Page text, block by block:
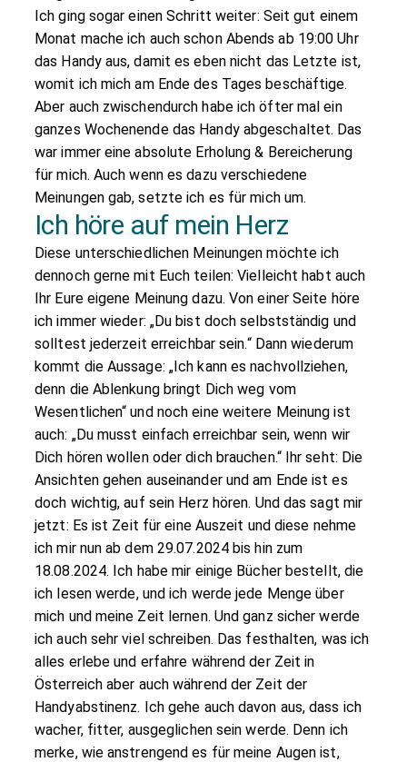
Ich ging sogar einen Schritt weiter: Seit gut einem
Monat mache ich auch schon Abends ab 19:00 Uhr
das Handy aus, damit es eben nicht das Letzte ist,
womit ich mich am Ende des Tages beschäftige.
Aber auch zwischendurch habe ich öfter mal ein
ganzes Wochenende das Handy abgeschaltet. Das
war immer eine absolute Erholung & Bereicherung
für mich. Auch wenn es dazu verschiedene
Meinungen gab, setzte ich es für mich um.
Ich höre auf mein Herz
Diese unterschiedlichen Meinungen möchte ich
dennoch gerne mit Euch teilen: Vielleicht habt auch
Ihr Eure eigene Meinung dazu. Von einer Seite höre
ich immer wieder: „Du bist doch selbstständig und
solltest jederzeit erreichbar sein.“ Dann wiederum
kommt die Aussage: „Ich kann es nachvollziehen,
denn die Ablenkung bringt Dich weg vom
Wesentlichen“ und noch eine weitere Meinung ist
auch: „Du musst einfach erreichbar sein, wenn wir
Dich hören wollen oder dich brauchen.“ Ihr seht: Die
Ansichten gehen auseinander und am Ende ist es
doch wichtig, auf sein Herz hören. Und das sagt mir
jetzt: Es ist Zeit für eine Auszeit und diese nehme
ich mir nun ab dem 29.07.2024 bis hin zum
18.08.2024. Ich habe mir einige Bücher bestellt, die
ich lesen werde, und ich werde jede Menge über
mich und meine Zeit lernen. Und ganz sicher werde
ich auch sehr viel schreiben. Das festhalten, was ich
alles erlebe und erfahre während der Zeit in
Österreich aber auch während der Zeit der
Handyabstinenz. Ich gehe auch davon aus, dass ich
wacher, fitter, ausgeglichen sein werde. Denn ich
merke, wie anstrengend es für meine Augen ist,